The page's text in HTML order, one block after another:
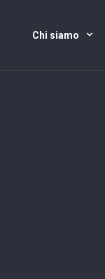
Chi siamo